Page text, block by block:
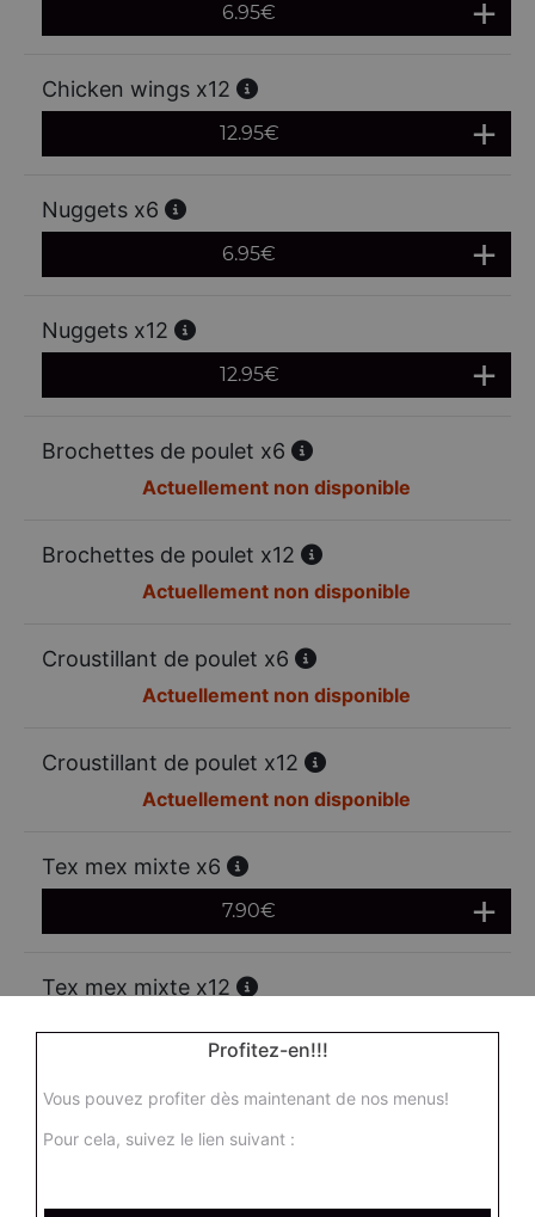
6.95€
Chicken wings x12
12.95€
Nuggets x6
6.95€
Nuggets x12
12.95€
Brochettes de poulet x6
Actuellement non disponible
Brochettes de poulet x12
Actuellement non disponible
Croustillant de poulet x6
Actuellement non disponible
Croustillant de poulet x12
Actuellement non disponible
Tex mex mixte x6
7.90€
Tex mex mixte x12
13.00€
Mozzarella sticks x6
6.95 €
Profitez-en!!!
Vous pouvez profiter dès maintenant de nos menus!
Pour cela, suivez le lien suivant :